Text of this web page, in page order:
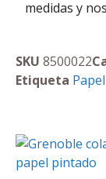
medidas y
SKU 8500022
Etiqueta